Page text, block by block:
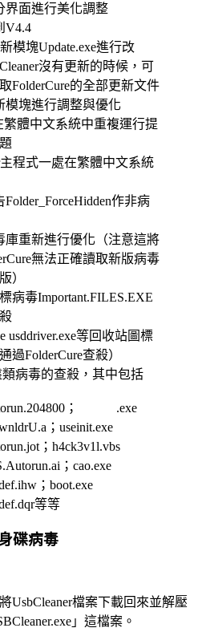
界面進行美化調整
V4.4
模塊Update.exe進行改
沒有更新的時候，可
FolderCure的全部更新文件
模塊進行調整與優化
體中文系統中重複運行提
程式一處在繁體中文系統
Folder_ForceHidden作非病
庫重新進行優化（注意這將
無法正確讀取新版病毒
）
病毒Important.FILES.EXE
usddriver.exe等回收站圖標
過FolderCure查殺）
病毒的查殺，其中包括
； .exe
；useinit.exe
；h4ck3v1l.vbs
；cao.exe
；boot.exe
等等
碟病毒
UsbCleaner檔案下載回來並解壓
」這檔案。